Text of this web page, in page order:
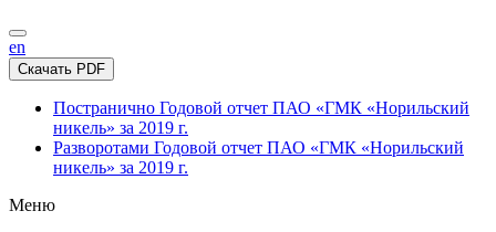
en
Скачать PDF
Постранично Годовой отчет ПАО «ГМК «Норильский
никель» за 2019 г.
Разворотами Годовой отчет ПАО «ГМК «Норильский
никель» за 2019 г.
Меню